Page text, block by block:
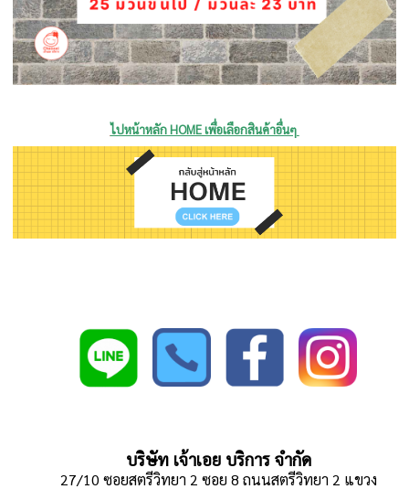
ไปหน้าหลัก HOMEเพื่อเลือกสินค้าอื่นๆ
บริษัท เจ้าเอย บริการ จำกัด
27/10 ซอยสตรีวิทยา 2 ซอย 8 ถนนสตรีวิทยา 2 แขวง